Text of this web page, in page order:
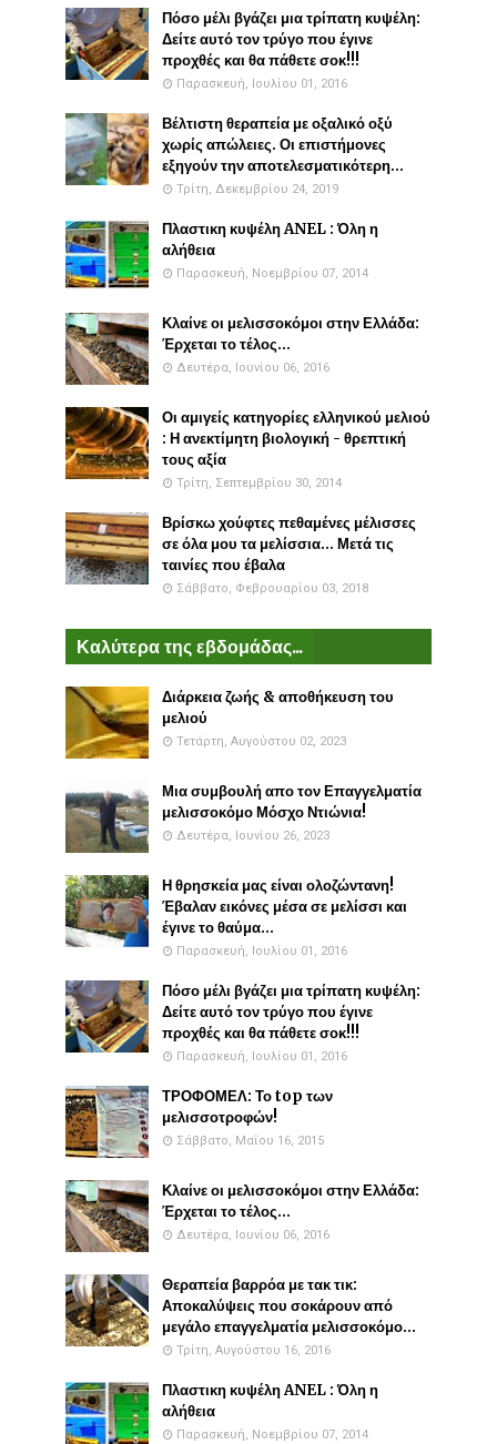
Πόσο μέλι βγάζει μια τρίπατη κυψέλη:
Δείτε αυτό τον τρύγο που έγινε
προχθές και θα πάθετε σοκ!!!
Παρασκευή, Ιουλίου 01, 2016
Βέλτιστη θεραπεία με οξαλικό οξύ
χωρίς απώλειες. Οι επιστήμονες
εξηγούν την αποτελεσματικότερη...
Τρίτη, Δεκεμβρίου 24, 2019
Πλαστικη κυψέλη ANEL : Όλη η
αλήθεια
Παρασκευή, Νοεμβρίου 07, 2014
Κλαίνε οι μελισσοκόμοι στην Ελλάδα:
Έρχεται το τέλος...
Δευτέρα, Ιουνίου 06, 2016
Οι αμιγείς κατηγορίες ελληνικού μελιού
: Η ανεκτίμητη βιολογική - θρεπτική
τους αξία
Τρίτη, Σεπτεμβρίου 30, 2014
Βρίσκω χούφτες πεθαμένες μέλισσες
σε όλα μου τα μελίσσια... Μετά τις
ταινίες που έβαλα
Σάββατο, Φεβρουαρίου 03, 2018
Καλύτερα της εβδομάδας...
Διάρκεια ζωής & αποθήκευση του
μελιού
Τετάρτη, Αυγούστου 02, 2023
Μια συμβουλή απο τον Επαγγελματία
μελισσοκόμο Μόσχο Ντιώνια!
Δευτέρα, Ιουνίου 26, 2023
Η θρησκεία μας είναι ολοζώντανη!
Έβαλαν εικόνες μέσα σε μελίσσι και
έγινε το θαύμα...
Παρασκευή, Ιουλίου 01, 2016
Πόσο μέλι βγάζει μια τρίπατη κυψέλη:
Δείτε αυτό τον τρύγο που έγινε
προχθές και θα πάθετε σοκ!!!
Παρασκευή, Ιουλίου 01, 2016
ΤΡΟΦΟΜΕΛ: Το top των
μελισσοτροφών!
Σάββατο, Μαΐου 16, 2015
Κλαίνε οι μελισσοκόμοι στην Ελλάδα:
Έρχεται το τέλος...
Δευτέρα, Ιουνίου 06, 2016
Θεραπεία βαρρόα με τακ τικ:
Αποκαλύψεις που σοκάρουν από
μεγάλο επαγγελματία μελισσοκόμο...
Τρίτη, Αυγούστου 16, 2016
Πλαστικη κυψέλη ANEL : Όλη η
αλήθεια
Παρασκευή, Νοεμβρίου 07, 2014